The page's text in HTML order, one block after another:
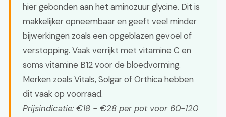
hier gebonden aan het aminozuur glycine. Dit is
makkelijker opneembaar en geeft veel minder
bijwerkingen zoals een opgeblazen gevoel of
verstopping. Vaak verrijkt met vitamine C en
soms vitamine B12 voor de bloedvorming.
Merken zoals Vitals, Solgar of Orthica hebben
dit vaak op voorraad.
Prijsindicatie: €18 - €28 per pot voor 60-120